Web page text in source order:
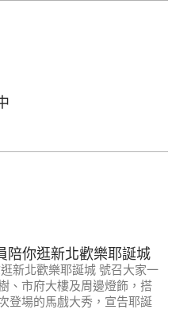
陪你逛新北歡樂耶誕城
新北歡樂耶誕城 號召大家一
、市府大樓及周邊燈飾，搭
登場的馬戲大秀，宣告耶誕